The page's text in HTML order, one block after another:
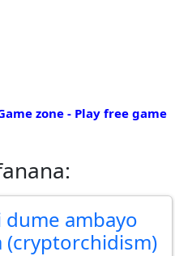
zone - Play free game
dume ambayo
(cryptorchidism)